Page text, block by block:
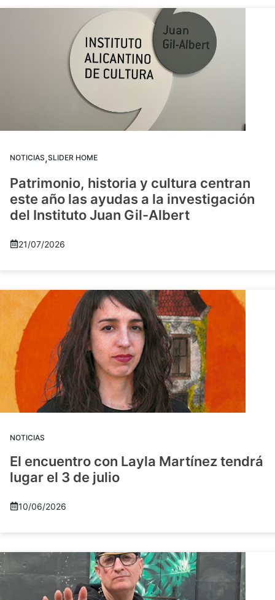
NOTICIAS,SLIDER HOME
Patrimonio, historia y cultura centran
este año las ayudas a la investigación
del Instituto Juan Gil-Albert
21/07/2026
NOTICIAS
El encuentro con Layla Martínez tendrá
lugar el 3 de julio
10/06/2026